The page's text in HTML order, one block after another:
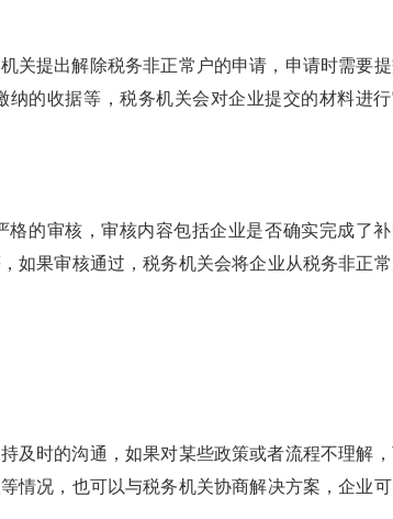
关提出解除税务非正常户的申请，申请时需要
的收据等，税务机关会对企业提交的材料进
的审核，审核内容包括企业是否确实完成了补
如果审核通过，税务机关会将企业从税务非正
及时的沟通，如果对某些政策或者流程不理解
情况，也可以与税务机关协商解决方案，企业可